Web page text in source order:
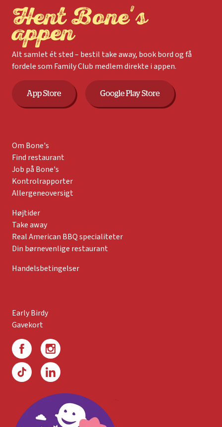
Early Birdy
Gavekort
Om Bone's
Find restaurant
Job på Bone's
Kontrolrapporter
Allergeneoversigt
Højtider
Take away
Real American BBQ specialiteter
Din børnevenlige restaurant
Handelsbetingelser
Hent Bone's
appen
Alt samlet ét sted – bestil take away, book bord og få
fordele som Family Club medlem direkte i appen.
App Store Google Play Store